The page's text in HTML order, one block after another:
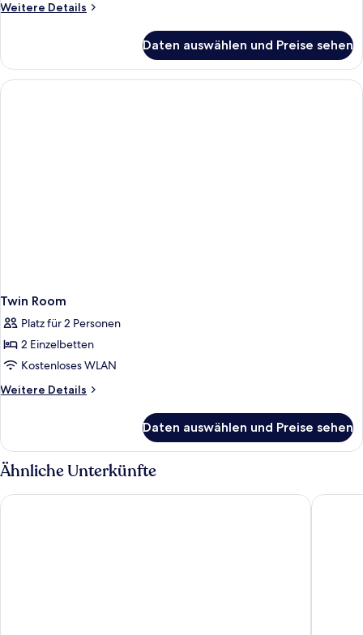
Weitere Details
Weitere
Room
Daten auswählen und Preise sehen
Twin Room
Platz für 2 Personen
2 Einzelbetten
Kostenloses WLAN
Weitere Details
Weitere
Room
Daten auswählen und Preise sehen
Ähnliche Unterkünfte
ACHAT Hotel Stuttgart Zuffenhausen Premier